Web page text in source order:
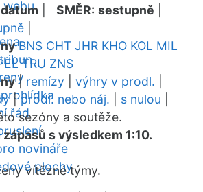
webu
řád
novináře
plochy
datum SMĚR: sestupně
BNS CHT JHR KHO KOL MIL
TRU ZNS
| remízy výhry v prodl.
|prodl. nebo náj. s nulou
sezóny a soutěže.
s výsledkem 1:10.
vítězné týmy.